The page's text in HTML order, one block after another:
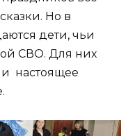
Но в
дети, чьи
СВО. Для них
настоящее